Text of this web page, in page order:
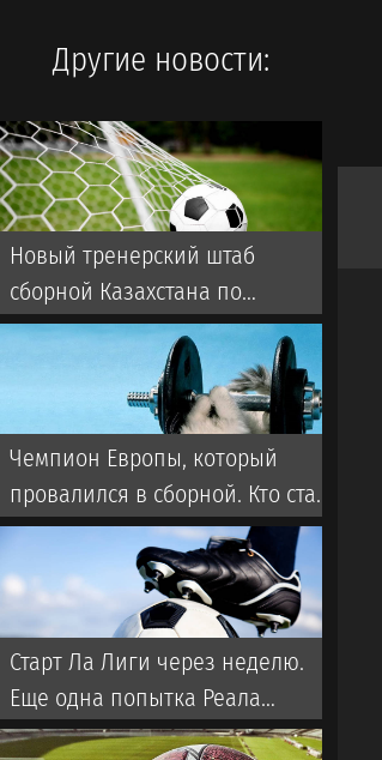
Другие новости:
Новый тренерский штаб
сборной Казахстана по
футболу: кто будет помогать
Чемпион Европы, который
провалился в сборной. Кто стал
новым тренером Казахстана?
Старт Ла Лиги через неделю.
Еще одна попытка Реала
забрать титул у Флика